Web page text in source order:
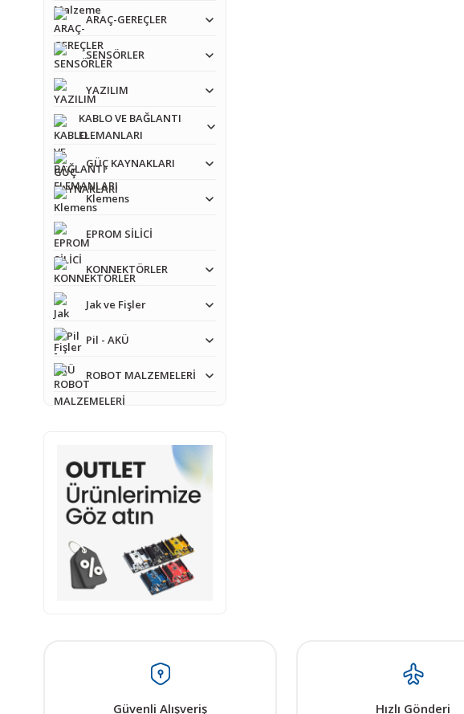
ARAÇ-GEREÇLER
SENSÖRLER
YAZILIM
KABLO VE BAĞLANTI
ELEMANLARI
GÜÇ KAYNAKLARI
Klemens
EPROM SİLİCİ
KONNEKTÖRLER
Jak ve Fişler
Pil - AKÜ
ROBOT MALZEMELERİ
Güvenli Alışveriş Hızlı Gönderi